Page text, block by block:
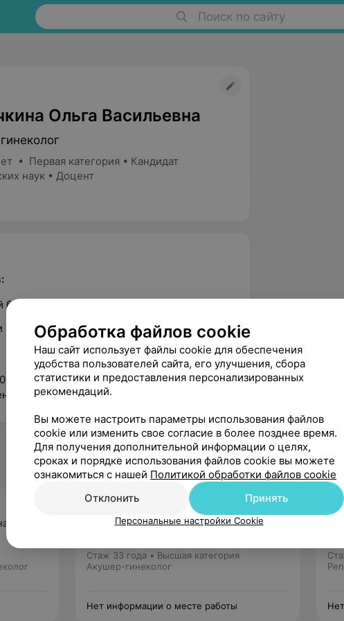
Поиск по сайту
Ольга Васильевна
• Первая категория • Кандидат
наук • Доцент
гинекология
печатных работ, 3 инструкций по
Плотникова
Александра Витальевна
Стаж 33 года • Высшая категория
Акушер-гинеколог
Нет информации о месте работы
Обработка файлов cookie
Наш сайт использует файлы cookie для обеспечения
удобства пользователей сайта, его улучшения, сбора
статистики и предоставления персонализированных
рекомендаций.
Вы можете настроить параметры использования файлов
cookie или изменить свое согласие в более позднее время.
Для получения дополнительной информации о целях,
сроках и порядке использования файлов cookie вы можете
ознакомиться с нашей Политикой обработки файлов cookie
Отклонить
Принять
Персональные настройки Cookie